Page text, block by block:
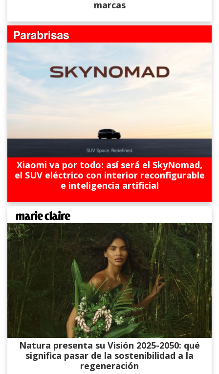
marcas
Xiaomi va por todo: así será el SkyNomad,
el SUV eléctrico con interior reconfigurable
e inteligencia artificial
Natura presenta su Visión 2025-2050: qué
significa pasar de la sostenibilidad a la
regeneración